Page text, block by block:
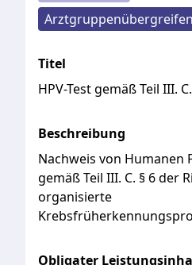
Titel
HPV-Test gemäß Teil III.
Beschreibung
Nachweis von Humanen
gemäßTeil III. C. § 6der
organisierte
Obligater